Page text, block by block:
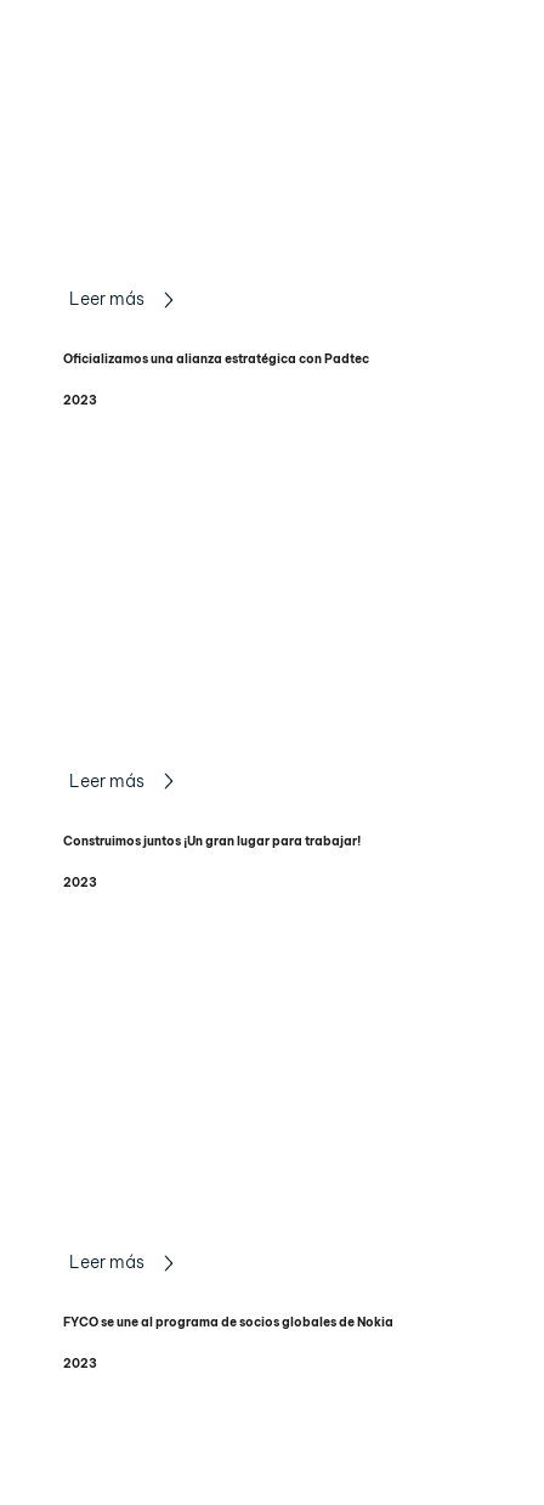
Leer más
Oficializamos una alianza estratégica con Padtec
2023
Leer más
Construimos juntos ¡Un gran lugar para trabajar!
2023
Leer más
FYCO se une al programa de socios globales de Nokia
2023